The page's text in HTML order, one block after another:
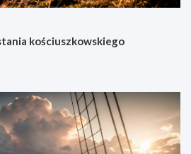
kościuszkowskiego